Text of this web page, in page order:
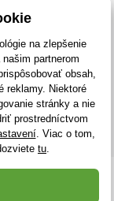
sa
a ich